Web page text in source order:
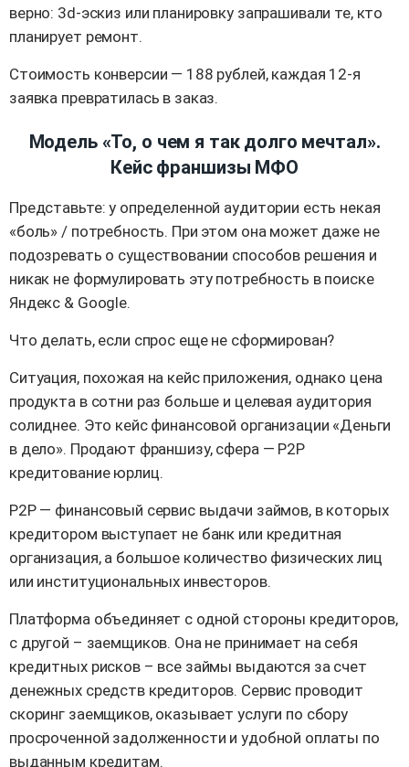
верно: 3d-эскиз или планировку запрашивали те, кто
планирует ремонт.
Стоимость конверсии — 188 рублей, каждая 12-я
заявка превратилась в заказ.
Модель «То, о чем я так долго мечтал».
Кейс франшизы МФО
Представьте: у определенной аудитории есть некая
«боль» / потребность. При этом она может даже не
подозревать о существовании способов решения и
никак не формулировать эту потребность в поиске
Яндекс & Google.
Что делать, если спрос еще не сформирован?
Ситуация, похожая на кейс приложения, однако цена
продукта в сотни раз больше и целевая аудитория
солиднее. Это кейс финансовой организации «Деньги
в дело». Продают франшизу, сфера — P2P
кредитование юрлиц.
P2P — финансовый сервис выдачи займов, в которых
кредитором выступает не банк или кредитная
организация, а большое количество физических лиц
или институциональных инвесторов.
Платформа объединяет с одной стороны кредиторов,
с другой – заемщиков. Она не принимает на себя
кредитных рисков – все займы выдаются за счет
денежных средств кредиторов. Сервис проводит
скоринг заемщиков, оказывает услуги по сбору
просроченной задолженности и удобной оплаты по
выданным кредитам.